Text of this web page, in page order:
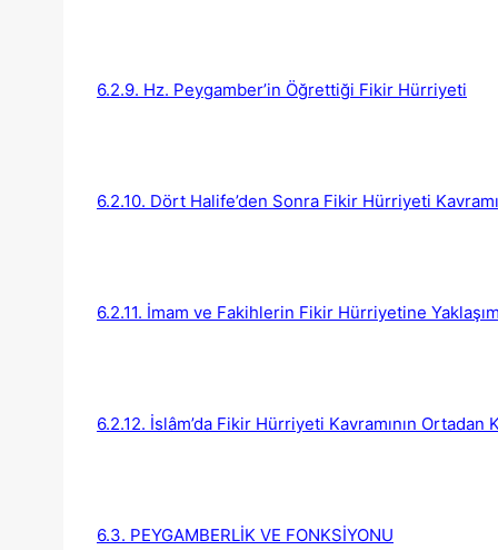
6.2.9. Hz. Peygamber’in Öğrettiği Fikir Hürriyeti
6.2.10. Dört Halife’den Sonra Fikir Hürriyeti Kavramı
6.2.11. İmam ve Fakihlerin Fikir Hürriyetine
6.2.12. İslâm’da Fikir Hürriyeti Kavramının Ortadan
6.3. PEYGAMBERLİK VE FONKSİYONU